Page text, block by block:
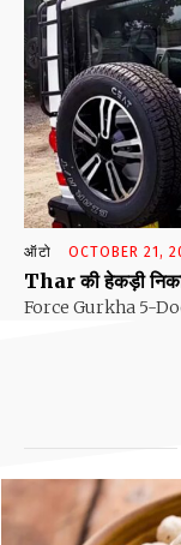
ऑटो OCTOBER 21,
Thar की हेकड़ी
Force Gurkha 5-Door: